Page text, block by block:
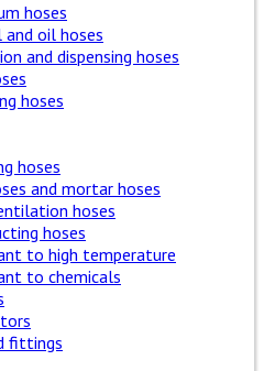
hoses
oil hoses
and dispensing hoses
hoses
hoses
and mortar hoses
hoses
hoses
to high temperature
to chemicals
fittings